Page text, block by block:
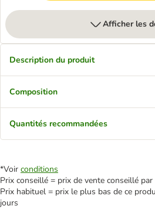
Afficher les
Description du produit
Composition
Quantités recommandées
*Voir conditions
Prix conseillé = prix de vente conseillé
Prix habituel = prix le plus bas de ce
jours